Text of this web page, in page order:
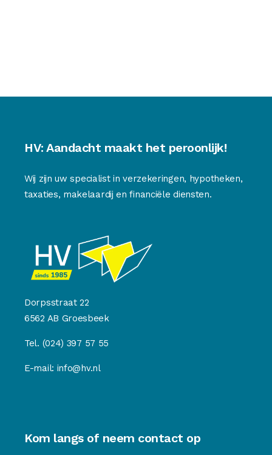
HV: Aandacht maakt het peroonlijk!
Wij zijn uw specialist in verzekeringen, hypotheken,
taxaties, makelaardij en financiële diensten.
Dorpsstraat 22
6562 AB Groesbeek
Tel. (024) 397 57 55
E-mail: info@hv.nl
Kom langs of neem contact op